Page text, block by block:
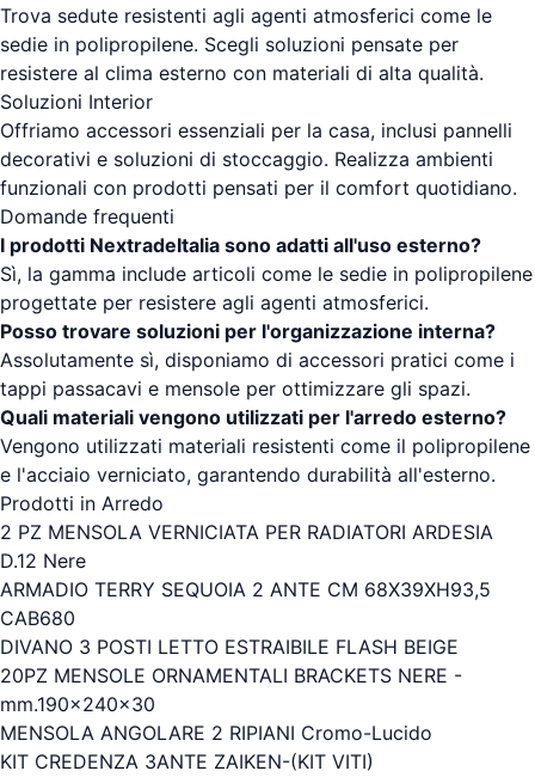
Trova sedute resistenti agli agenti atmosferici come le
sedie in polipropilene. Scegli soluzioni pensate per
resistere al clima esterno con materiali di alta qualità.
Soluzioni Interior
Offriamo accessori essenziali per la casa, inclusi pannelli
decorativi e soluzioni di stoccaggio. Realizza ambienti
funzionali con prodotti pensati per il comfort quotidiano.
Domande frequenti
I prodotti NextradeItalia sono adatti all'uso esterno?
Sì, la gamma include articoli come le sedie in polipropilene
progettate per resistere agli agenti atmosferici.
Posso trovare soluzioni per l'organizzazione interna?
Assolutamente sì, disponiamo di accessori pratici come i
tappi passacavi e mensole per ottimizzare gli spazi.
Quali materiali vengono utilizzati per l'arredo esterno?
Vengono utilizzati materiali resistenti come il polipropilene
e l'acciaio verniciato, garantendo durabilità all'esterno.
Prodotti in Arredo
2 PZ MENSOLA VERNICIATA PER RADIATORI ARDESIA
D.12 Nere
ARMADIO TERRY SEQUOIA 2 ANTE CM 68X39XH93,5
CAB680
DIVANO 3 POSTI LETTO ESTRAIBILE FLASH BEIGE
20PZ MENSOLE ORNAMENTALI BRACKETS NERE -
mm.190x240x30
MENSOLA ANGOLARE 2 RIPIANI Cromo-Lucido
KIT CREDENZA 3ANTE ZAIKEN-(KIT VITI)